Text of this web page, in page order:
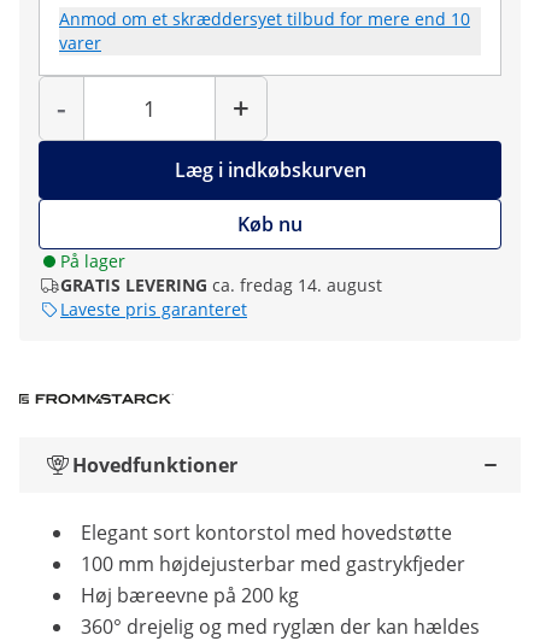
Anmod om et skræddersyet tilbud for mere end 10
varer
-
Antal
+
Læg i indkøbskurven
Køb nu
På lager
GRATIS LEVERING ca. fredag 14. august
Laveste pris garanteret
Hovedfunktioner
Elegant sort kontorstol med hovedstøtte
100 mm højdejusterbar med gastrykfjeder
Høj bæreevne på 200 kg
360° drejelig og med ryglæn der kan hældes